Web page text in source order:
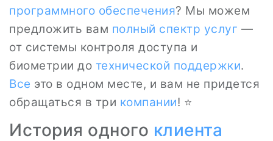
программного обеспечения? Мы можем
предложить вам полный спектр услуг —
от системы контроля доступа и
биометрии до технической поддержки.
Все это в одном месте, и вам не придется
обращаться в три компании! ⭐
История одного клиента